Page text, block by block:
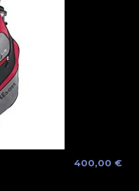
400,00 €